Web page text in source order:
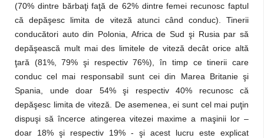
(70% dintre bărbaţi faţă de 62% dintre femei recunosc faptul
că depăşesc limita de viteză atunci când conduc). Tinerii
conducători auto din Polonia, Africa de Sud şi Rusia par să
depăşească mult mai des limitele de viteză decât orice altă
ţară (81%, 79% şi respectiv 76%), în timp ce tinerii care
conduc cel mai responsabil sunt cei din Marea Britanie şi
Spania, unde doar 54% şi respectiv 40% recunosc că
depăşesc limita de viteză. De asemenea, ei sunt cel mai puţin
dispuşi să încerce atingerea vitezei maxime a maşinii lor –
doar 18% şi respectiv 19% - şi acest lucru este explicat